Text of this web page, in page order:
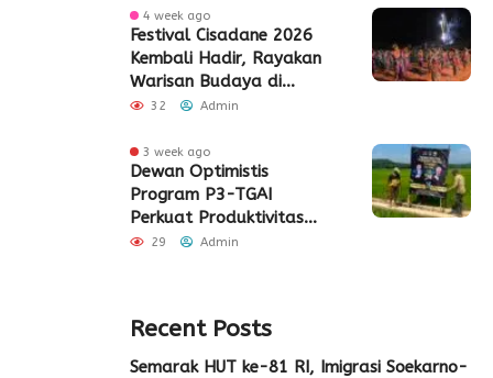
4 week ago
Festival Cisadane 2026
Kembali Hadir, Rayakan
Warisan Budaya di
Jantung Kota Tangerang
32 Admin
3 week ago
Dewan Optimistis
Program P3-TGAI
Perkuat Produktivitas
Pertanian di Lebak
29 Admin
Recent Posts
Semarak HUT ke-81 RI, Imigrasi Soekarno-